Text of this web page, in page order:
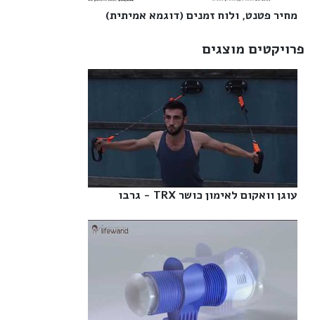
מחיר פטנט, ולוח זמנים (דוגמא אמיתית)‎
פרויקטים מוצגים
עוגן וואקום לאימון כושר TRX - גרבו‎